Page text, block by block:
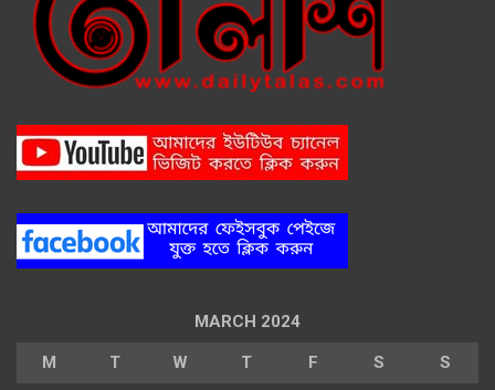
MARCH 2024
M T W T F S S